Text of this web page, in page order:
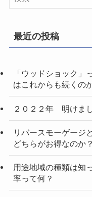
最近の投稿
「ウッドショック」
はこれからも続くの
２０２２年 明けま
リバースモーゲージ
どちらがお得なのか？
用途地域の種類は知
率って何？